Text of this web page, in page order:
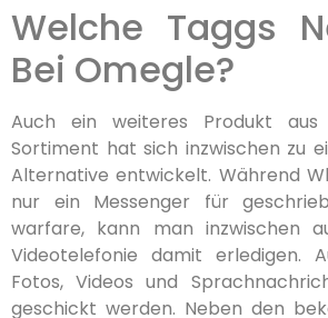
Welche Taggs
Bei Omegle?
Auch ein weiteres Produkt aus
Sortiment hat sich inzwischen zu
Alternative entwickelt. Während
nur ein Messenger für
warfare, kann man inzwischen
Videotelefonie damit erledigen.
Fotos, Videos und
geschickt werden. Neben den